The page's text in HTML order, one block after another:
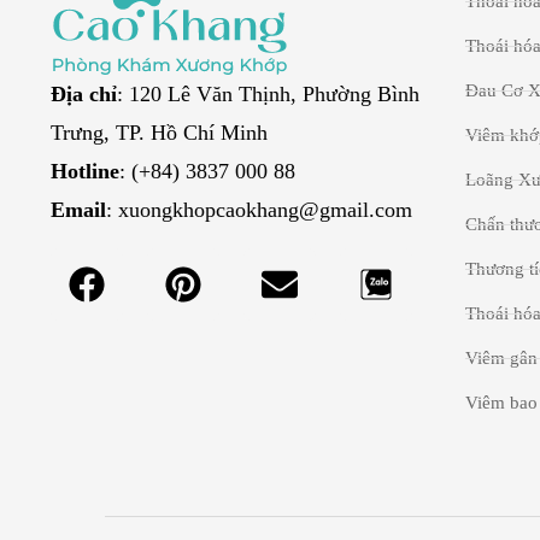
Địa chỉ: 120 Lê Văn Thịnh, Phường Bình
Trưng, TP. Hồ Chí Minh
Hotline: (+84) 3837 000 88
Email: xuongkhopcaokhang@gmail.com
Thoái
Đau Cơ
Viêm
Loãng
Chấn
Thương
Thoái
Viêm gân
Viêm